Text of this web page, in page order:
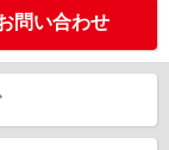
問い合わせ